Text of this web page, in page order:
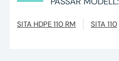
SITA HDPE 110 RM SITA 110